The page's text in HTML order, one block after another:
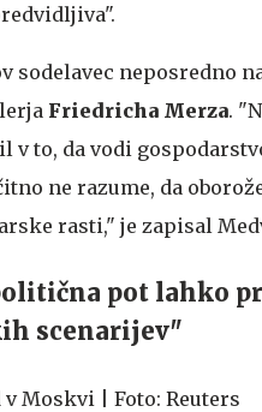
sodelavec neposredno
Friedricha Merza.
v to, da vodi
ne razume, da
rasti," je zapisal
pot lahko
scenarijev"